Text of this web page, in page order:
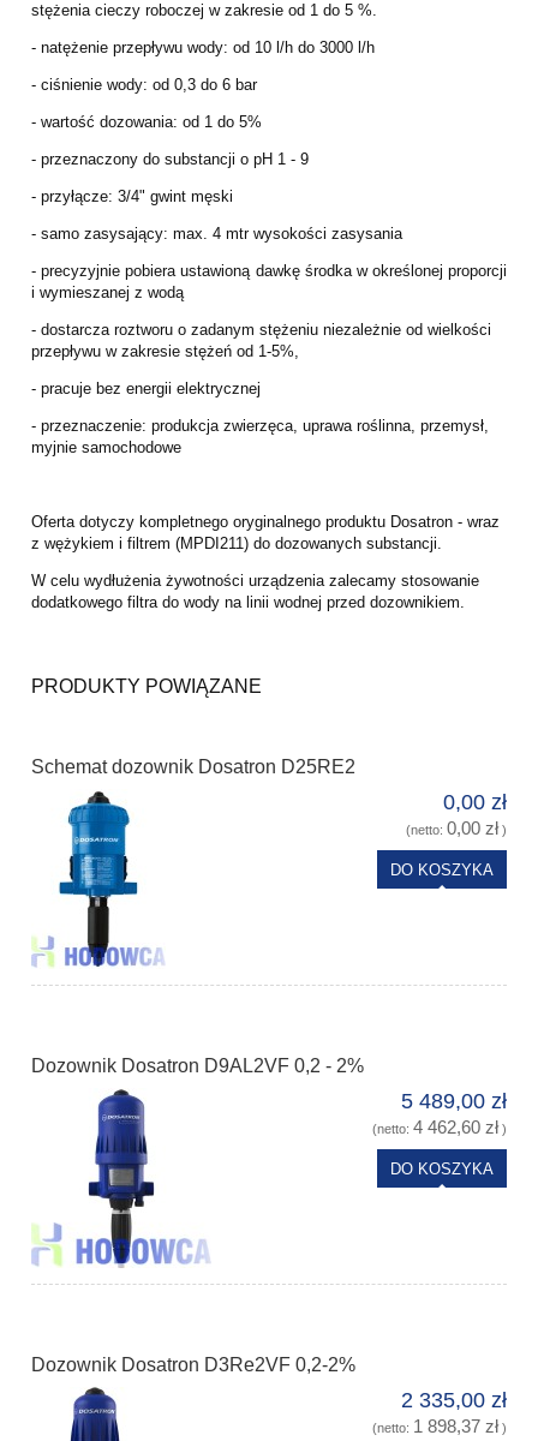
stężenia cieczy roboczej w zakresie od 1 do 5 %.
- natężenie przepływu wody: od 10 l/h do 3000 l/h
- ciśnienie wody: od 0,3 do 6 bar
- wartość dozowania: od 1 do 5%
- przeznaczony do substancji o pH 1 - 9
- przyłącze: 3/4" gwint męski
- samo zasysający: max. 4 mtr wysokości zasysania
- precyzyjnie pobiera ustawioną dawkę środka w określonej proporcji
i wymieszanej z wodą
- dostarcza roztworu o zadanym stężeniu niezależnie od wielkości
przepływu w zakresie stężeń od 1-5%,
- pracuje bez energii elektrycznej
- przeznaczenie: produkcja zwierzęca, uprawa roślinna, przemysł,
myjnie samochodowe
Oferta dotyczy kompletnego oryginalnego produktu Dosatron - wraz
z wężykiem i filtrem (MPDI211) do dozowanych substancji.
W celu wydłużenia żywotności urządzenia zalecamy stosowanie
dodatkowego filtra do wody na linii wodnej przed dozownikiem.
PRODUKTY POWIĄZANE
Schemat dozownik Dosatron D25RE2
0,00 zł
(netto: 0,00 zł)
DO KOSZYKA
Dozownik Dosatron D9AL2VF 0,2 - 2%
5 489,00 zł
(netto: 4 462,60 zł)
DO KOSZYKA
Dozownik Dosatron D3Re2VF 0,2-2%
2 335,00 zł
(netto: 1 898,37 zł)